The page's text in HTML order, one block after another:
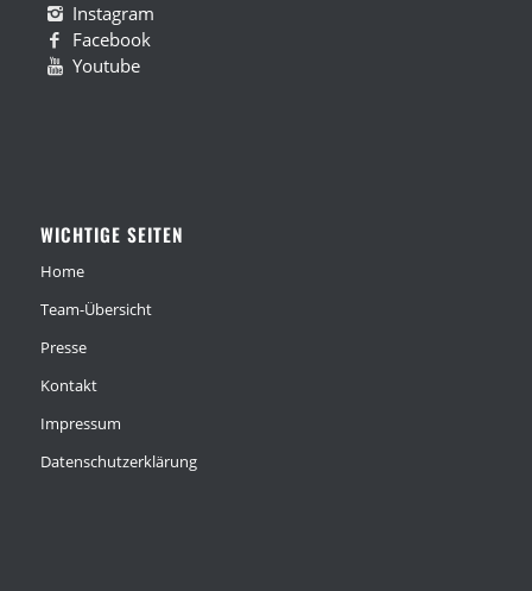
Instagram
Facebook
Youtube
WICHTIGE SEITEN
Home
Team-Übersicht
Presse
Kontakt
Impressum
Datenschutzerklärung